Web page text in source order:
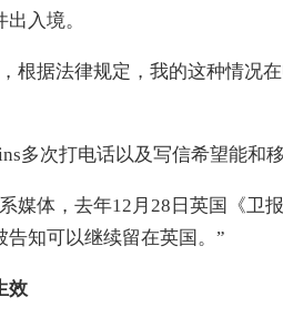
入境。
据法律规定，我的这种情况在
次打电话以及写信希望能和移
体，去年12月28日英国《卫
知可以继续留在英国。”
效